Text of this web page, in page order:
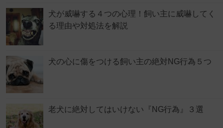
犬が威嚇する４つの心理！飼い主に威嚇してく
る理由や対処法を解説
犬の心に傷をつける飼い主の絶対NG行為５つ
老犬に絶対してはいけない『NG行為』３選